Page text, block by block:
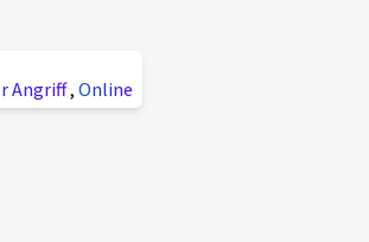
Angriff, Online